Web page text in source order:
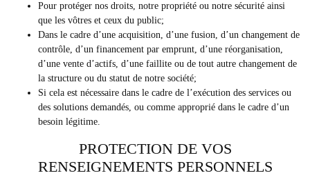
Pour protéger nos droits, notre propriété ou notre sécurité ainsi
que les vôtres et ceux du public;
Dans le cadre d’une acquisition, d’une fusion, d’un changement de
contrôle, d’un financement par emprunt, d’une réorganisation,
d’une vente d’actifs, d’une faillite ou de tout autre changement de
la structure ou du statut de notre société;
Si cela est nécessaire dans le cadre de l’exécution des services ou
des solutions demandés, ou comme approprié dans le cadre d’un
besoin légitime.
PROTECTION DE VOS
RENSEIGNEMENTS PERSONNELS